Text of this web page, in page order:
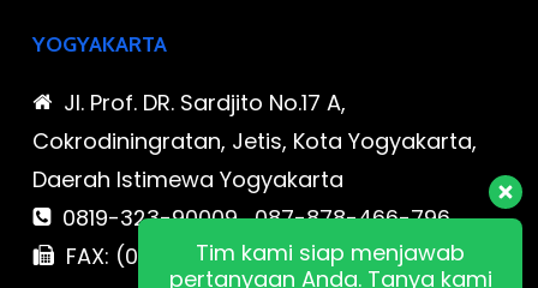
YOGYAKARTA
Jl. Prof. DR. Sardjito No.17 A,
Cokrodiningratan, Jetis, Kota Yogyakarta,
Daerah Istimewa Yogyakarta
0819-323-90009 , 087-878-466-796
FAX: (021) 780 7511Tim kami siap menjawab
pertanyaan Anda. Tanya kami